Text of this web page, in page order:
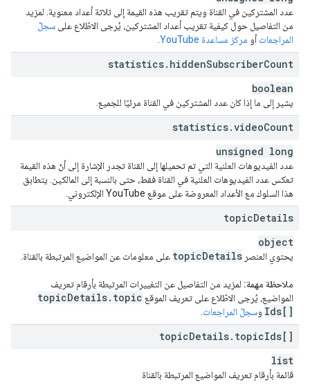
عدد المشتركين في القناة ويتم تقريب هذه القيمة إلى ثلاثة أعداد معنوية. لمزيد
من التفاصيل حول كيفية تقريب أعداد المشتركين، يُرجى الاطّلاع على سجلّ
المراجعات أو مركز مساعدة YouTube
statistics. hiddenSubscriberCount
boolean
يشير إلى ما إذا كان عدد المشتركين في القناة مرئيًا للجميع.
statistics.videoCount
unsigned long
عدد الفيديوهات العلنية التي تم تحميلها إلى القناة تجدر الإشارة إلى أنّ هذه القيمة
تعكس عدد الفيديوهات العلنية في القناة فقط، حتى بالنسبة إلى المالكين. يتطابق
هذا السلوك مع الأعداد المعروضة على موقع YouTube الإلكتروني.
topicDetails
object
يحتوي العنصر topicDetails على معلومات عن المواضيع المرتبطة بالقناة.
ملاحظة مهمة: لمزيد من التفاصيل عن التغييرات المرتبطة بأرقام تعريف
المواضيع، يُرجى الاطّلاع على تعريف الموقع
topicDetails. topic
Ids[] وسجلّ المراجعات
topicDetails. topicIds[]
list
قائمة بأرقام تعريف المواضيع المرتبطة بالقناة